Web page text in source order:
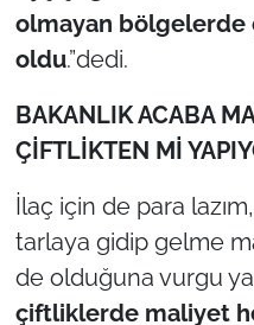
olmayan bölgelerde
oldu.”dedi.
BAKANLIK ACABA
ÇİFTLİKTEN Mİ
İlaç için de para
tarlaya gidip gelme
de olduğuna vurgu
çiftliklerde maliyet